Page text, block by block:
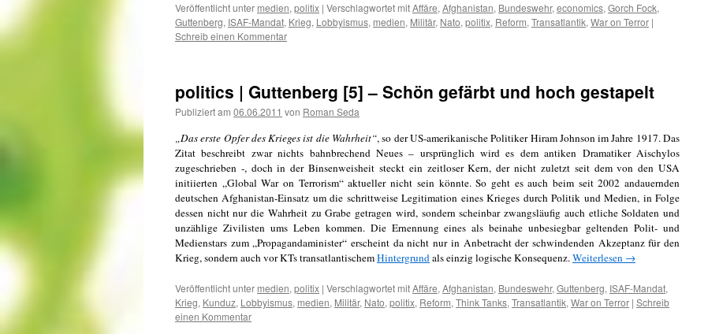
Veröffentlicht unter medien, politix | Verschlagwortet mitAffäre, Afghanistan, Bundeswehr, economics, Gorch Fock,
Guttenberg, ISAF-Mandat, Krieg, Lobbyismus, medien, Militär, Nato, politix, Reform, Transatlantik, War on Terror |
Schreib einen Kommentar
politics | Guttenberg [5] – Schön gefärbt und hoch gestapelt
Publiziert am 06.06.2011 von Roman Seda
„Das erste Opfer des Krieges ist die Wahrheit“, so der US-amerikanische Politiker Hiram Johnson im Jahre 1917. Das
Zitat beschreibt zwar nichts bahnbrechend Neues – ursprünglich wird es dem antiken Dramatiker Aischylos
zugeschrieben -, doch in der Binsenweisheit steckt ein zeitloser Kern, der nicht zuletzt seit dem von den USA
initiierten „Global War on Terrorism“ aktueller nicht sein könnte. So geht es auch beim seit 2002 andauernden
deutschen Afghanistan-Einsatz um die schrittweise Legitimation eines Krieges durch Politik und Medien, in Folge
dessen nicht nur die Wahrheit zu Grabe getragen wird, sondern scheinbar zwangsläufig auch etliche Soldaten und
unzählige Zivilisten ums Leben kommen. Die Ernennung eines als beinahe unbesiegbar geltenden Polit- und
Medienstars zum „Propagandaminister“ erscheint da nicht nur in Anbetracht der schwindenden Akzeptanz für den
Krieg, sondern auch vor KTs transatlantischemHintergrundals einzig logische Konsequenz.Weiterlesen →
Veröffentlicht unter medien, politix | Verschlagwortet mitAffäre, Afghanistan, Bundeswehr, Guttenberg, ISAF-Mandat,
Krieg, Kunduz, Lobbyismus, medien, Militär, Nato, politix, Reform, Think Tanks, Transatlantik, War on Terror | Schreib
einen Kommentar